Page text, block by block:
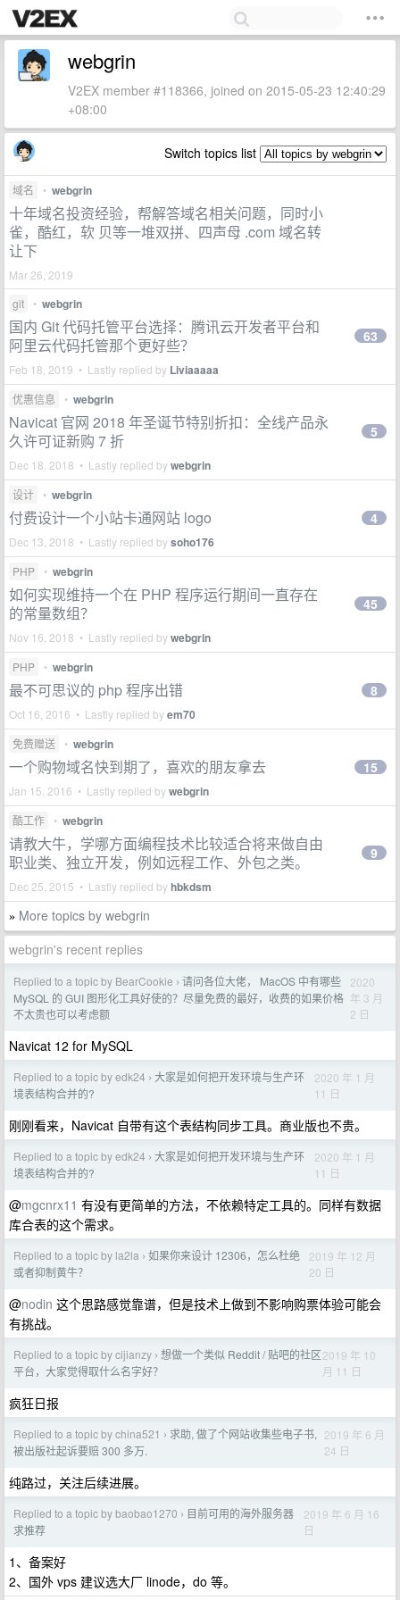
webgrin
V2EX member #118366, joined on 2015-05-23 12:40:29
+08:00
Switch topics list
域名 • webgrin
十年域名投资经验，帮解答域名相关问题，同时小
雀，酷红，软 贝等一堆双拼、四声母 .com 域名转
让下
Mar 26, 2019
git
• webgrin
国内 Git 代码托管平台选择：腾讯云开发者平台和
阿里云代码托管那个更好些？
Feb 18, 2019 • Lastly replied by Liviaaaaa
63
优惠信息 • webgrin
Navicat 官网 2018 年圣诞节特别折扣：全线产品永
久许可证新购 7 折
Dec 18, 2018 • Lastly replied bywebgrin
5
设计 • webgrin
付费设计一个小站卡通网站 logo
Dec 13, 2018 • Lastly replied bysoho176
4
PHP • webgrin
如何实现维持一个在 PHP 程序运行期间一直存在
的常量数组？
Nov 16, 2018 • Lastly replied bywebgrin
45
PHP • webgrin
最不可思议的 php 程序出错
Oct 16, 2016 • Lastly replied byem70
8
免费赠送 • webgrin
一个购物域名快到期了，喜欢的朋友拿去
Jan 15, 2016 • Lastly replied bywebgrin
15
酷工作 • webgrin
请教大牛，学哪方面编程技术比较适合将来做自由
职业类、独立开发，例如远程工作、外包之类。
Dec 25, 2015 • Lastly replied byhbkdsm
9
» More topics by webgrin
webgrin's recent replies
Replied to a topic by BearCookie › 请问各位大佬， MacOS 中有哪些
MySQL 的 GUI 图形化工具好使的？尽量免费的最好，收费的如果价格
不太贵也可以考虑额
2020
年 3 月
2 日
Navicat 12 for MySQL
Replied to a topic by edk24 › 大家是如何把开发环境与生产环
境表结构合并的?
2020 年 1 月
11 日
刚刚看来，Navicat 自带有这个表结构同步工具。商业版也不贵。
Replied to a topic by edk24 › 大家是如何把开发环境与生产环
境表结构合并的?
2020 年 1 月
11 日
@mgcnrx11 有没有更简单的方法，不依赖特定工具的。同样有数据
库合表的这个需求。
Replied to a topic by la2la › 如果你来设计 12306，怎么杜绝
或者抑制黄牛？
2019 年 12 月
20 日
@nodin 这个思路感觉靠谱，但是技术上做到不影响购票体验可能会
有挑战。
Replied to a topic by cijianzy › 想做一个类似 Reddit / 贴吧的社区
平台，大家觉得取什么名字好？
2019 年 10
月 11 日
疯狂日报
Replied to a topic by china521 › 求助, 做了个网站收集些电子书,
被出版社起诉要赔 300 多万.
2019 年 6 月
24 日
纯路过，关注后续进展。
Replied to a topic by baobao1270 › 目前可用的海外服务器
求推荐
2019 年 6 月 16
日
1、备案好
2、国外 vps 建议选大厂 linode，do 等。